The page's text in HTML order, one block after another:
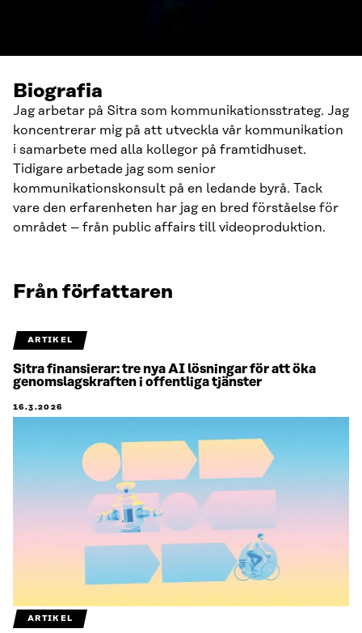
Biografia
Jag arbetar på Sitra som kommunikationsstrateg. Jag
koncentrerar mig på att utveckla vår kommunikation
i samarbete med alla kollegor på framtidhuset.
Tidigare arbetade jag som senior
kommunikationskonsult på en ledande byrå. Tack
vare den erfarenheten har jag en bred förståelse för
området – från public affairs till videoproduktion.
Från författaren
ARTIKEL
Sitra finansierar: tre nya AI lösningar för att öka
genomslagskraften i offentliga tjänster
16.3.2026
ARTIKEL